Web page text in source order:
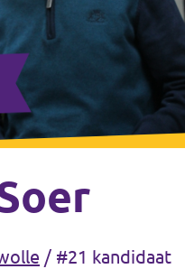
2026
/ #21 kandidaat